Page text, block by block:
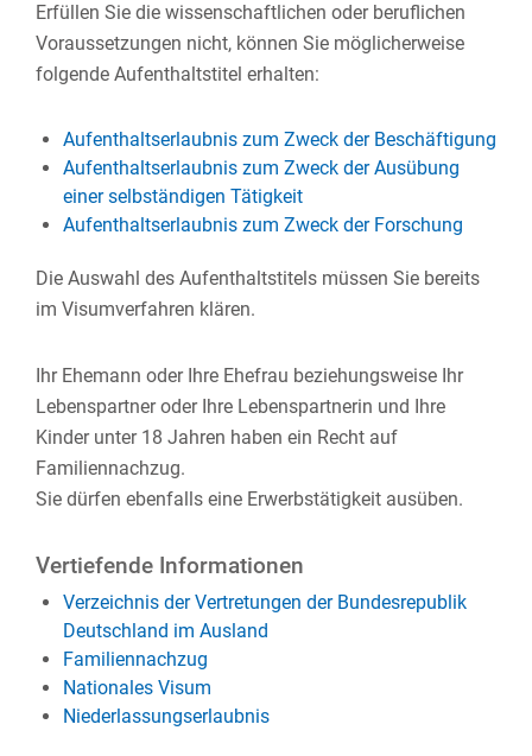
Erfüllen Sie die wissenschaftlichen oder beruflichen
Voraussetzungen nicht, können Sie möglicherweise
folgende Aufenthaltstitel erhalten:
Aufenthaltserlaubnis zum Zweck der Beschäftigung
Aufenthaltserlaubnis zum Zweck der Ausübung
einer selbständigen Tätigkeit
Aufenthaltserlaubnis zum Zweck der Forschung
Die Auswahl des Aufenthaltstitels müssen Sie bereits
im Visumverfahren klären.
Ihr Ehemann oder Ihre Ehefrau beziehungsweise Ihr
Lebenspartner oder Ihre Lebenspartnerin und Ihre
Kinder unter 18 Jahren haben ein Recht auf
Familiennachzug.
Sie dürfen ebenfalls eine Erwerbstätigkeit ausüben.
Vertiefende Informationen
Verzeichnis der Vertretungen der Bundesrepublik
Deutschland im Ausland
Familiennachzug
Nationales Visum
Niederlassungserlaubnis